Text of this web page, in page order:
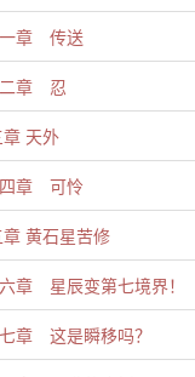
章 传送
章 忍
天外
章 可怜
黄石星苦修
章 星辰变第七境界！
章 这是瞬移吗？